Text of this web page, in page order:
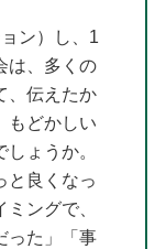
ン）し、1
は、多くの
、伝えたか
もどかしい
ょうか。
と良くなっ
ングで、
った」「事